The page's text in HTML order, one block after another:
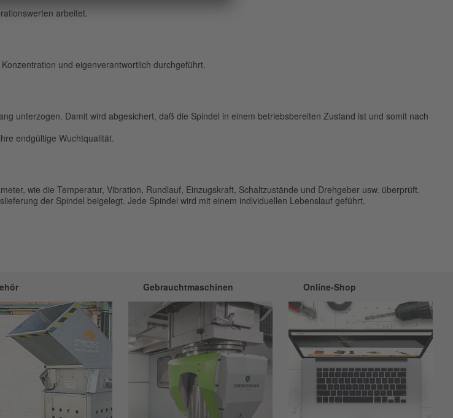
arbeitet.
und eigenverantwortlich durchgeführt.
unterzogen. Damit wird abgesichert, daß die Spindel in einem betriebsbereiten Zustand ist und somit nach
endgültige Wuchtqualität.
wie die Temperatur, Vibration, Rundlauf, Einzugskraft, Schaltzustände und Drehgeber usw. überprüft.
der Spindel beigelegt. Jede Spindel wird mit einem individuellen Lebenslauf geführt.
Gebrauchtmaschinen Online-Shop